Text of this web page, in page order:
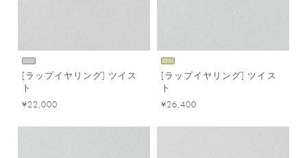
[ラップイヤリング] ツイス
ト
¥22,000
[ラップイヤリング] ツイス
ト
¥26,400